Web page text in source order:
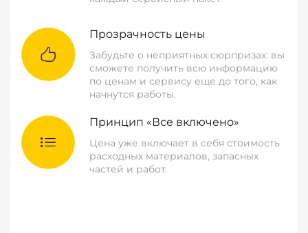
Прозрачность цены
Забудьте о неприятных сюрпризах: вы
сможете получить всю информацию
по ценам и сервису еще до того, как
начнутся работы.
Принцип «Все включено»
Цена уже включает в себя стоимость
расходных материалов, запасных
частей и работ.